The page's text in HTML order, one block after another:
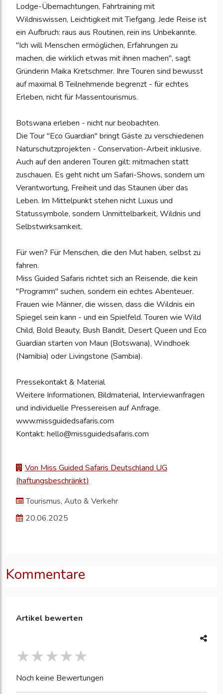
Lodge-Übernachtungen, Fahrtraining mit
Wildniswissen, Leichtigkeit mit Tiefgang. Jede Reise ist
ein Aufbruch: raus aus Routinen, rein ins Unbekannte.
"Ich will Menschen ermöglichen, Erfahrungen zu
machen, die wirklich etwas mit ihnen machen", sagt
Gründerin Maika Kretschmer. Ihre Touren sind bewusst
auf maximal 8 Teilnehmende begrenzt - für echtes
Erleben, nicht für Massentourismus.
Botswana erleben - nicht nur beobachten.
Die Tour "Eco Guardian" bringt Gäste zu verschiedenen
Naturschutzprojekten - Conservation-Arbeit inklusive.
Auch auf den anderen Touren gilt: mitmachen statt
zuschauen. Es geht nicht um Safari-Shows, sondern um
Verantwortung, Freiheit und das Staunen über das
Leben. Im Mittelpunkt stehen nicht Luxus und
Statussymbole, sondern Unmittelbarkeit, Wildnis und
Selbstwirksamkeit.
Für wen? Für Menschen, die den Mut haben, selbst zu
fahren.
Miss Guided Safaris richtet sich an Reisende, die kein
"Programm" suchen, sondern ein echtes Abenteuer.
Frauen wie Männer, die wissen, dass die Wildnis ein
Spiegel sein kann - und ein Spielfeld. Touren wie Wild
Child, Bold Beauty, Bush Bandit, Desert Queen und Eco
Guardian starten von Maun (Botswana), Windhoek
(Namibia) oder Livingstone (Sambia).
Pressekontakt & Material
Weitere Informationen, Bildmaterial, Interviewanfragen
und individuelle Pressereisen auf Anfrage.
www.missguidedsafaris.com
Kontakt: hello@missguidedsafaris.com
Von Miss Guided Safaris Deutschland UG
(haftungsbeschränkt)
Tourismus, Auto & Verkehr
20.06.2025
Kommentare
Artikel bewerten
Noch keine Bewertungen